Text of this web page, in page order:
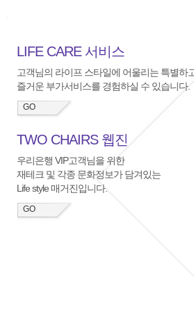
LIFE CARE 서비스
고객님의 라이프 스타일에 어울리는 특별하
즐거운 부가서비스를 경험하실 수 있습니다.
GO
TWO CHAIRS 웹진
우리은행 VIP고객님을 위한
재테크 및 각종 문화정보가 담겨있는
Life style 매거진입니다.
GO